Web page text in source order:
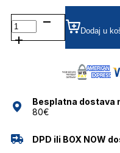
T9152
POLARIZIRANE
NAOČALE
Dodaj u
Besplatna dostava
80€
DPD ili BOX NOW